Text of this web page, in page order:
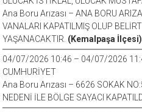
Ana Boru Arızası – ANA BORU
VANALARI KAPATILMIŞ OLUP
YAŞANACAKTIR. (Kemalpaşa İlçesi)
04/07/2026 10:46 – 04/07/2026
CUMHURİYET
Ana Boru Arızası – 6626 SOKAK
NEDENİ İLE BÖLGE SAYACI